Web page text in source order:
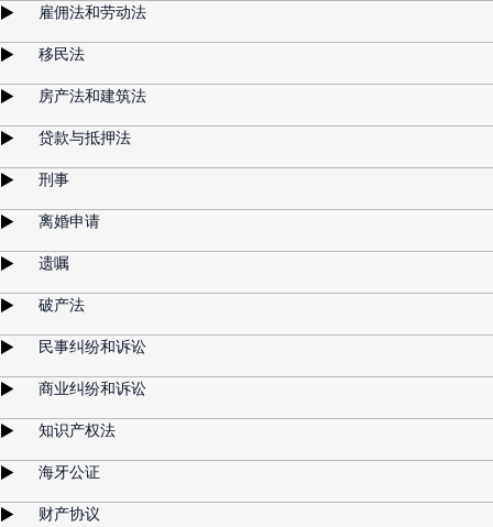
雇佣法和劳动法
移民法
房产法和建筑法
贷款与抵押法
刑事
离婚申请
遗嘱
破产法
民事纠纷和诉讼
商业纠纷和诉讼
知识产权法
海牙公证
财产协议